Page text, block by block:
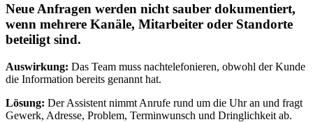
Neue Anfragen werden nicht sauber dokumentiert,
wenn mehrere Kanäle, Mitarbeiter oder Standorte
beteiligt sind.
Auswirkung: Das Team muss nachtelefonieren, obwohl der Kunde
die Information bereits genannt hat.
Lösung: Der Assistent nimmt Anrufe rund um die Uhr an und fragt
Gewerk, Adresse, Problem, Terminwunsch und Dringlichkeit ab.